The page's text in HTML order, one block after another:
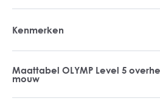
Kenmerken
Maattabel OLYMP Level 5
mouw